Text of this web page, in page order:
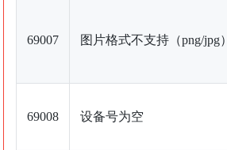
69007 图片格式不支持（png/jpg）
69008 设备号为空